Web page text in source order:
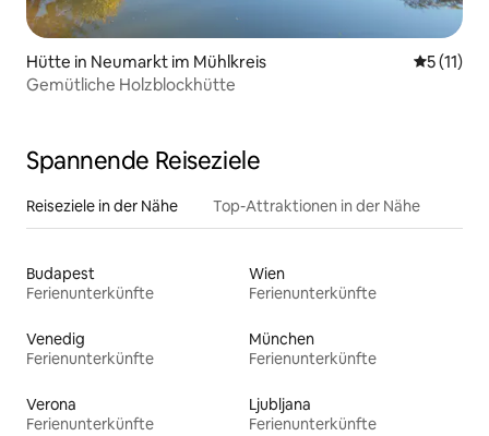
Hütte in Neumarkt im Mühlkreis
5 (11)
Gemütliche Holzblockhütte
Spannende Reiseziele
Reiseziele in der Nähe Top-Attraktionen in der Nähe
Budapest
Ferienunterkünfte
Wien
Ferienunterkünfte
Venedig
Ferienunterkünfte
München
Ferienunterkünfte
Verona
Ferienunterkünfte
Ljubljana
Ferienunterkünfte